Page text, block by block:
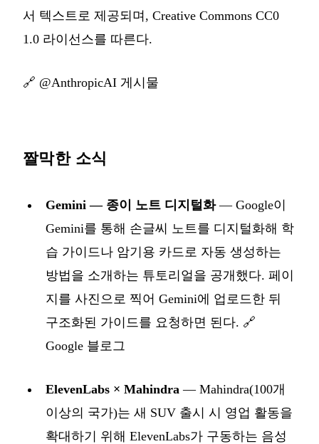
서 텍스트로 제공되며, Creative Commons CC0
1.0 라이선스를 따른다.
🔗 @AnthropicAI 게시물
짤막한 소식
Gemini — 종이 노트 디지털화— Google이
Gemini를 통해 손글씨 노트를 디지털화해 학
습 가이드나 암기용 카드로 자동 생성하는
방법을 소개하는 튜토리얼을 공개했다. 페이
지를 사진으로 찍어 Gemini에 업로드한 뒤
구조화된 가이드를 요청하면 된다. 🔗
Google 블로그
ElevenLabs × Mahindra — Mahindra(100개
이상의 국가)는 새 SUV 출시 시 영업 활동을
확대하기 위해 ElevenLabs가 구동하는 음성